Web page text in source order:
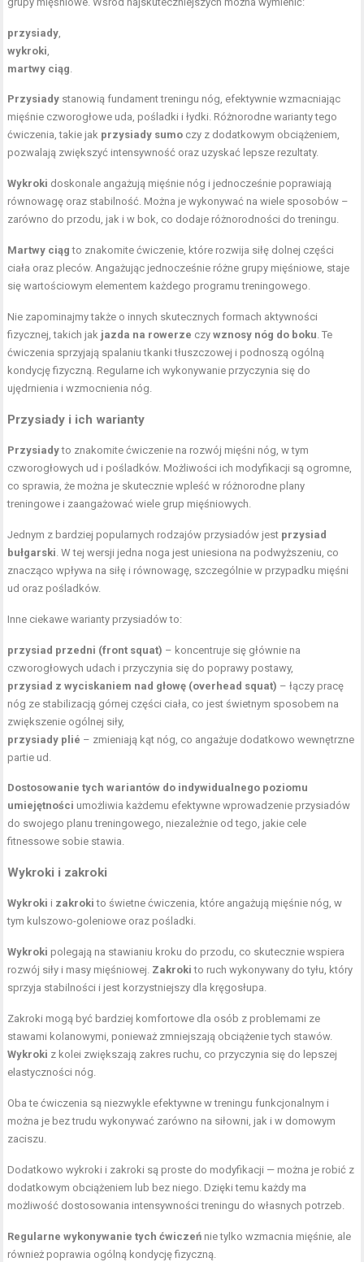
przysiady,
wykroki,
martwy ciąg.
Przysiady stanowią fundament treningu nóg, efektywnie wzmacniając
mięśnie czworogłowe uda, pośladki i łydki. Różnorodne warianty tego
ćwiczenia, takie jak przysiady sumo czy z dodatkowym obciążeniem,
pozwalają zwiększyć intensywność oraz uzyskać lepsze rezultaty.
Wykroki doskonale angażują mięśnie nóg i jednocześnie poprawiają
równowagę oraz stabilność. Można je wykonywać na wiele sposobów –
zarówno do przodu, jak i w bok, co dodaje różnorodności do treningu.
Martwy ciąg to znakomite ćwiczenie, które rozwija siłę dolnej części
ciała oraz pleców. Angażując jednocześnie różne grupy mięśniowe, staje
się wartościowym elementem każdego programu treningowego.
Nie zapominajmy także o innych skutecznych formach aktywności
fizycznej, takich jak jazda na rowerze czywznosy nóg do boku. Te
ćwiczenia sprzyjają spalaniu tkanki tłuszczowej i podnoszą ogólną
kondycję fizyczną. Regularne ich wykonywanie przyczynia się do
ujędrnienia i wzmocnienia nóg.
Przysiady i ich warianty
Przysiadyto znakomite ćwiczenie na rozwój mięśni nóg, w tym
czworogłowych ud i pośladków. Możliwości ich modyfikacji są ogromne,
co sprawia, że można je skutecznie wpleść w różnorodne plany
treningowe i zaangażować wiele grup mięśniowych.
Jednym z bardziej popularnych rodzajów przysiadów jest przysiad
bułgarski. W tej wersji jedna noga jest uniesiona na podwyższeniu, co
znacząco wpływa na siłę i równowagę, szczególnie w przypadku mięśni
ud oraz pośladków.
Inne ciekawe warianty przysiadów to:
przysiad przedni (front squat) – koncentruje się głównie na
czworogłowych udach i przyczynia się do poprawy postawy,
przysiad z wyciskaniem nad głowę (overhead squat) – łączy pracę
nóg ze stabilizacją górnej części ciała, co jest świetnym sposobem na
zwiększenie ogólnej siły,
przysiady plié – zmieniają kąt nóg, co angażuje dodatkowo wewnętrzne
partie ud .
Dostosowanie tych wariantów do indywidualnego poziomu
umiejętności umożliwia każdemu efektywne wprowadzenie przysiadów
do swojego planu treningowego, niezależnie od tego, jakie cele
fitnessowe sobie stawia.
Wykroki i zakroki
Wykroki i zakroki to świetne ćwiczenia, które angażują mięśnie nóg, w
tym kulszowo-goleniowe oraz pośladki.
Wykroki polegają na stawianiu kroku do przodu, co skutecznie wspiera
rozwój siły i masy mięśniowej. Zakroki to ruch wykonywany do tyłu, który
sprzyja stabilności i jest korzystniejszy dla kręgosłupa.
Zakroki mogą być bardziej komfortowe dla osób z problemami ze
stawami kolanowymi, ponieważ zmniejszają obciążenie tych stawów.
Wykroki z kolei zwiększają zakres ruchu, co przyczynia się do lepszej
elastyczności nóg.
Oba te ćwiczenia są niezwykle efektywne w treningu funkcjonalnym i
można je bez trudu wykonywać zarówno na siłowni, jak i w domowym
zaciszu.
Dodatkowo wykroki i zakroki są proste do modyfikacji — można je robić z
dodatkowym obciążeniem lub bez niego. Dzięki temu każdy ma
możliwość dostosowania intensywności treningu do własnych potrzeb.
Regularne wykonywanie tych ćwiczeń nie tylko wzmacnia mięśnie, ale
również poprawia ogólną kondycję fizyczną.